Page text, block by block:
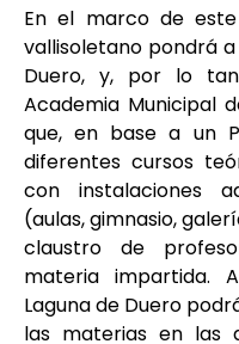
En el marco de
vallisoletano pondrá
Duero, y, por lo
Academia Municipal
que, en base a un
diferentes cursos
con instalaciones
(aulas, gimnasio,
claustro de
materia impartida.
Laguna de Duero
las materias en las